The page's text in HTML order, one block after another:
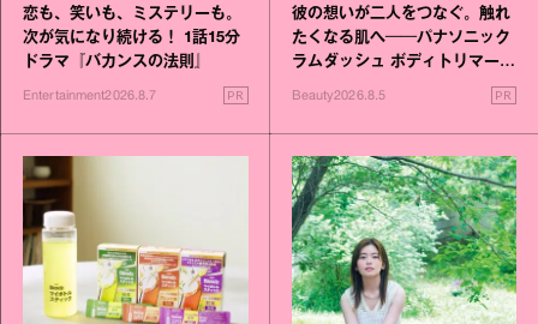
恋も、笑いも、ミステリーも。
次が気になり続ける！ 1話15分
ドラマ『バカンスの法則』
Entertainment2026.8.7 PR
彼の想いが二人をつなぐ。触れ
たくなる肌へ──パナソニック
ラムダッシュ ボディトリマーが
Beauty2026.8.5 PR